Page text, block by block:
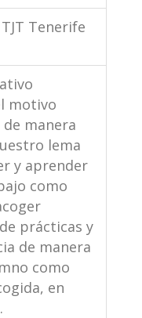
TJT Tenerife
motivo
manera
lema
y aprender
como
prácticas y
de manera
como
en